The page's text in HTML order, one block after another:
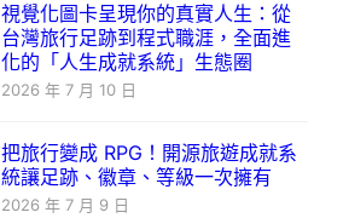
視覺化圖卡呈現你的真實人生：從
台灣旅行足跡到程式職涯，全面進
化的「人生成就系統」生態圈
2026 年 7 月 10 日
把旅行變成 RPG！開源旅遊成就系
統讓足跡、徽章、等級一次擁有
2026 年 7 月 9 日